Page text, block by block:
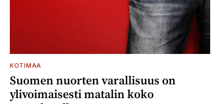
KOTIMAA
Suomen nuorten varallisuus on
ylivoimaisesti matalin koko